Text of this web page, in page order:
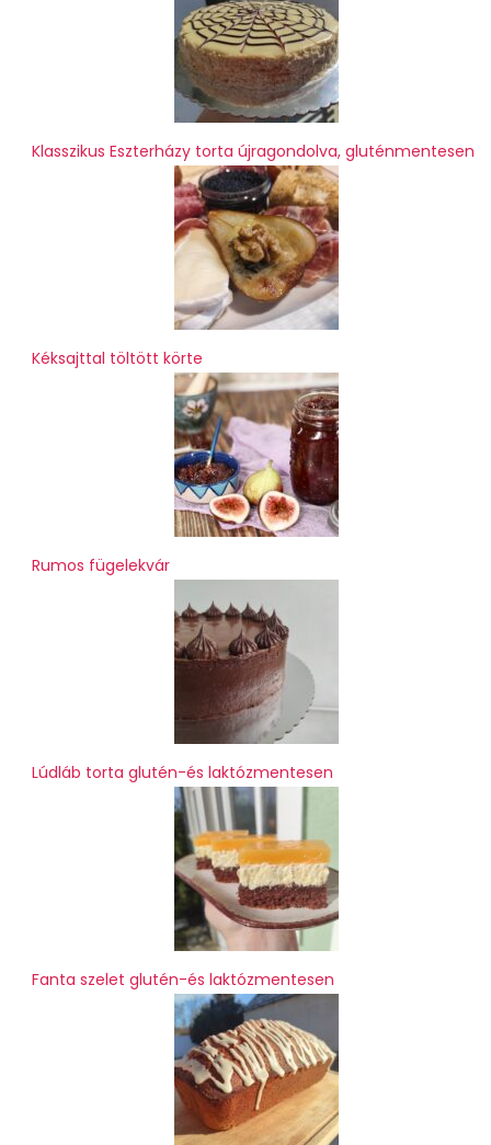
Klasszikus Eszterházy torta újragondolva, gluténmentesen
Kéksajttal töltött körte
Rumos fügelekvár
Lúdláb torta glutén-és laktózmentesen
Fanta szelet glutén-és laktózmentesen